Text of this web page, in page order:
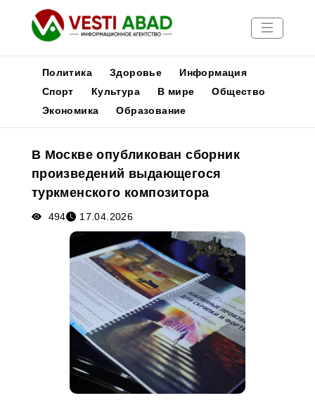
Новости
Медиа
Афиша
Политика Здоровье
Информация
Спорт
Культура В мире
Общество
Экономика
Образование
В Москве опубликован сборник
произведений выдающегося
туркменского композитора
494 17.04.2026